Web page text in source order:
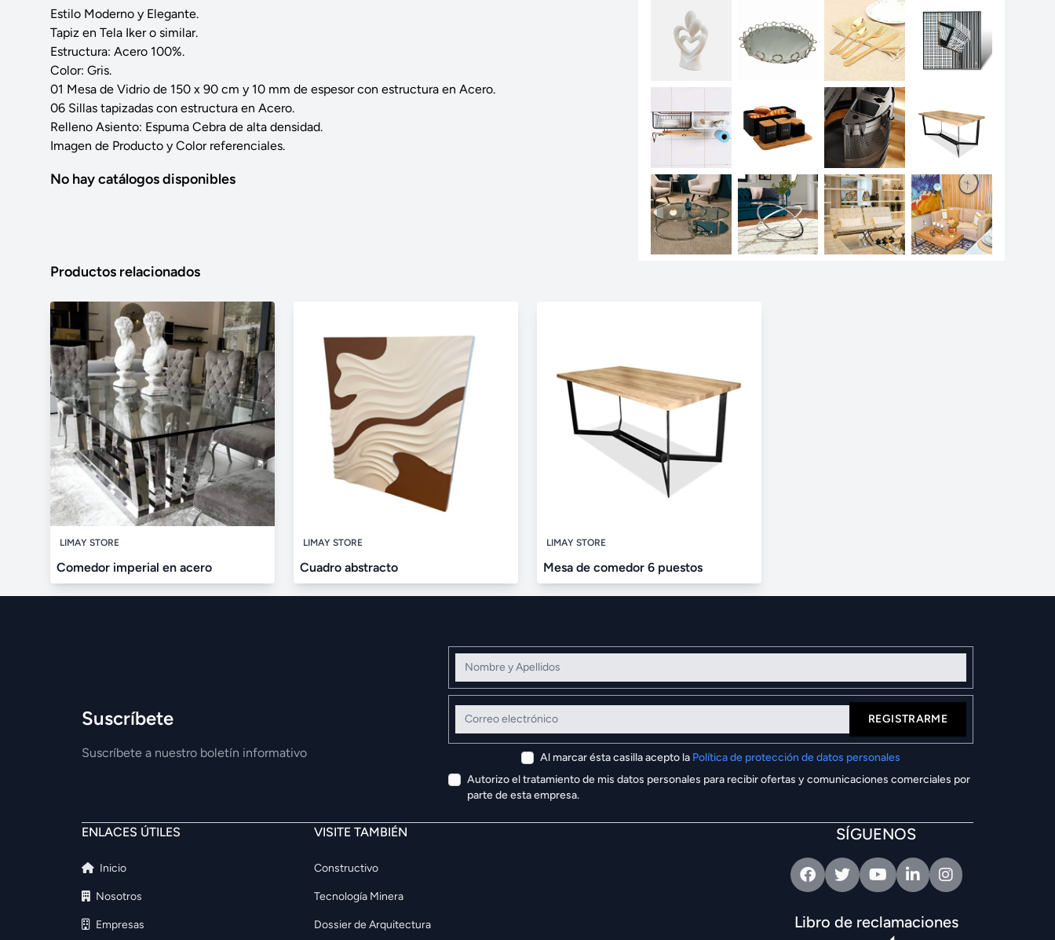
Estilo Moderno y Elegante.
Tapiz en Tela Iker o similar.
Estructura: Acero 100%.
Color: Gris.
01 Mesa de Vidrio de 150 x 90 cm y 10 mm de espesor con estructura en Acero.
06 Sillas tapizadas con estructura en Acero.
Relleno Asiento: Espuma Cebra de alta densidad.
Imagen de Producto y Color referenciales.
No hay catálogos disponibles
Productos relacionados
LIMAY STORE
Comedor imperial en acero
LIMAY STORE
Cuadro abstracto
LIMAY STORE
Mesa de comedor 6 puestos
Suscríbete
Suscríbete a nuestro boletín informativo
Nombre y Apellidos
Correo electrónico
REGISTRARME
Al marcar ésta casilla acepto la Política de protección de datos personales
Autorizo el tratamiento de mis datos personales para recibir ofertas y comunicaciones comerciales por
parte de esta empresa.
ENLACES ÚTILES
Inicio
Nosotros
Empresas
VISITE TAMBIÉN
Constructivo
Tecnología Minera
Dossier de Arquitectura
SÍGUENOS
FacebookTwitterYoutubeLinkedinIntagram
Libro de reclamaciones